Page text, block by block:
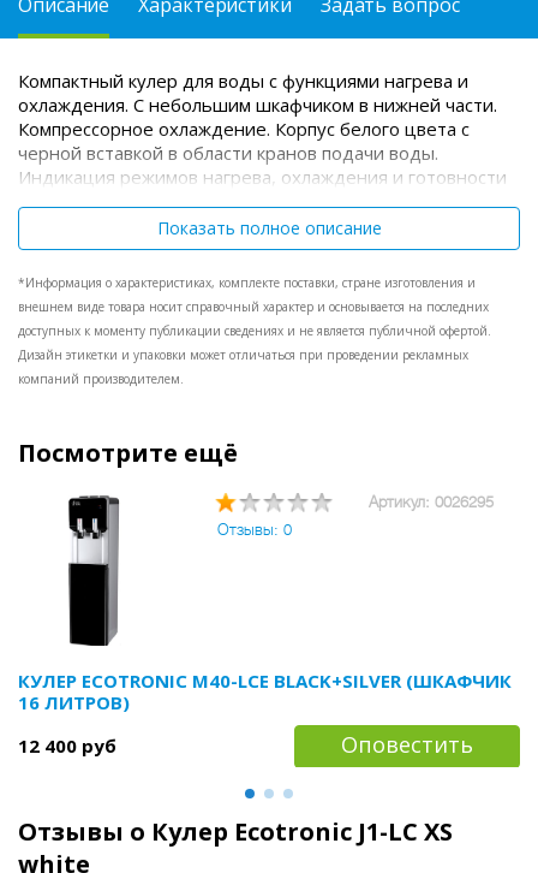
Компактный кулер для воды с функциями нагрева и
охлаждения. С небольшим шкафчиком в нижней части.
Компрессорное охлаждение. Корпус белого цвета с
черной вставкой в области кранов подачи воды.
Индикация режимов нагрева, охлаждения и готовности
воды. Краны «нажим кружкой». Передняя панель сверху
имеет широкое ровное пространство, подходящее для
брендирования и нанесения логотипа.
Показать полное описание
*Информация о характеристиках, комплекте поставки, стране изготовления и
внешнем виде товара носит справочный характер и основывается на последних
доступных к моменту публикации сведениях и не является публичной офертой.
Дизайн этикетки и упаковки может отличаться при проведении рекламных
компаний производителем.
Посмотрите ещё
Артикул: 0026295
Отзывы: 0
КУЛЕР ECOTRONIC M40-LCE BLACK+SILVER (ШКАФЧИК
16 ЛИТРОВ)
12 400 руб
Оповестить
Отзывы о Кулер Ecotronic J1-LC XS
white